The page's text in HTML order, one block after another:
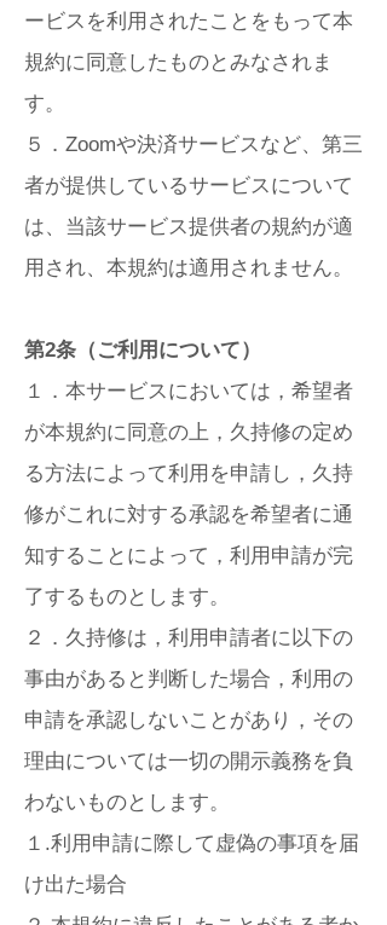
ービスを利用されたことをもって本
規約に同意したものとみなされま
す。
５．Zoomや決済サービスなど、第三
者が提供しているサービスについて
は、当該サービス提供者の規約が適
用され、本規約は適用されません。
第2条（ご利用について）
１．本サービスにおいては，希望者
が本規約に同意の上，久持修の定め
る方法によって利用を申請し，久持
修がこれに対する承認を希望者に通
知することによって，利用申請が完
了するものとします。
２．久持修は，利用申請者に以下の
事由があると判断した場合，利用の
申請を承認しないことがあり，その
理由については一切の開示義務を負
わないものとします。
１.利用申請に際して虚偽の事項を届
け出た場合